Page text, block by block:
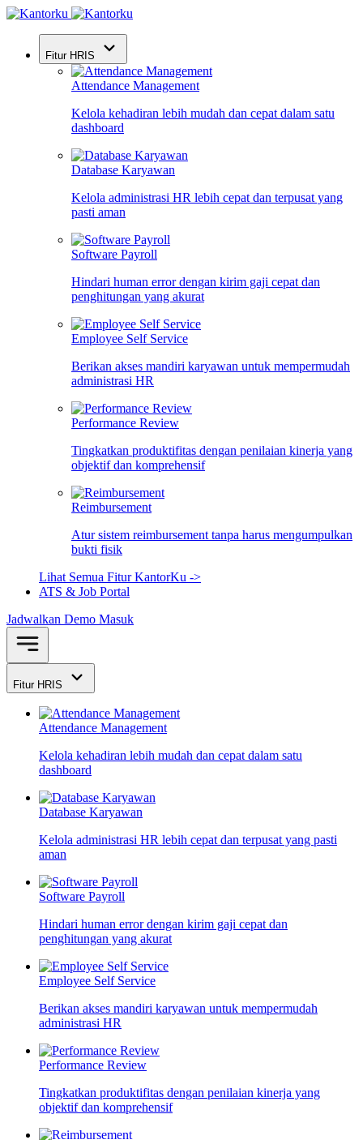
Fitur HRIS
Attendance Management
Kelola kehadiran lebih mudah dan cepat dalam satu
dashboard
Database Karyawan
Kelola administrasi HR lebih cepat dan terpusat yang
pasti aman
Software Payroll
Hindari human error dengan kirim gaji cepat dan
penghitungan yang akurat
Employee Self Service
Berikan akses mandiri karyawan untuk mempermudah
administrasi HR
Performance Review
Tingkatkan produktifitas dengan penilaian kinerja yang
objektif dan komprehensif
Reimbursement
Atur sistem reimbursement tanpa harus mengumpulkan
bukti fisik
Lihat Semua Fitur KantorKu ->
ATS & Job Portal
Jadwalkan Demo Masuk
Fitur HRIS
Attendance Management
Kelola kehadiran lebih mudah dan cepat dalam satu
dashboard
Database Karyawan
Kelola administrasi HR lebih cepat dan terpusat yang pasti
aman
Software Payroll
Hindari human error dengan kirim gaji cepat dan
penghitungan yang akurat
Employee Self Service
Berikan akses mandiri karyawan untuk mempermudah
administrasi HR
Performance Review
Tingkatkan produktifitas dengan penilaian kinerja yang
objektif dan komprehensif